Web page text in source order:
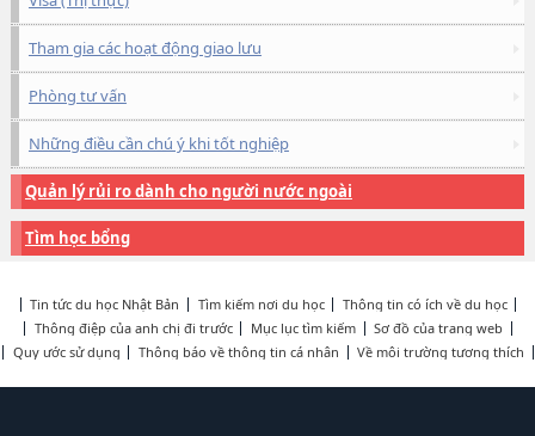
Tham gia các hoạt động giao lưu
Phòng tư vấn
Những điều cần chú ý khi tốt nghiệp
Quản lý rủi ro dành cho người nước ngoài
Tìm học bổng
Tin tức du học Nhật Bản Tìm kiếm nơi du học
Thông tin có ích về du học
Thông điệp của anh chị đi trước
Mục lục tìm kiếm
Sơ đồ của trang web
Quy ước sử dụng
Thông báo về thông tin cá nhân Về môi trường tương thích